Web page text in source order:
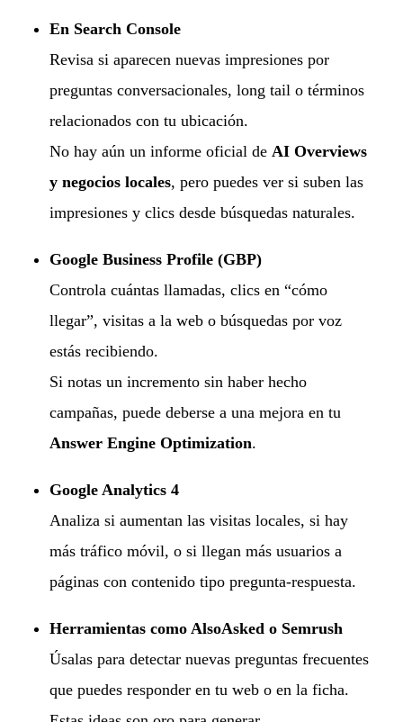
En Search Console
Revisa si aparecen nuevas impresiones por
preguntas conversacionales, long tail o términos
relacionados con tu ubicación.
No hay aún un informe oficial de AI Overviews
y negocios locales, pero puedes ver si suben las
impresiones y clics desde búsquedas naturales.
Google Business Profile (GBP)
Controla cuántas llamadas, clics en “cómo
llegar”, visitas a la web o búsquedas por voz
estás recibiendo.
Si notas un incremento sin haber hecho
campañas, puede deberse a una mejora en tu
Answer Engine Optimization.
Google Analytics 4
Analiza si aumentan las visitas locales, si hay
más tráfico móvil, o si llegan más usuarios a
páginas con contenido tipo pregunta-respuesta.
Herramientas como AlsoAsked o Semrush
Úsalas para detectar nuevas preguntas frecuentes
que puedes responder en tu web o en la ficha.